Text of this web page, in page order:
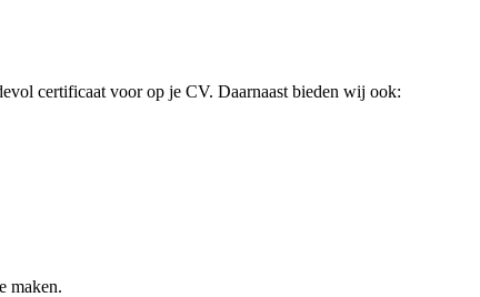
certificaat voor op je CV. Daarnaast bieden wij ook:
maken.